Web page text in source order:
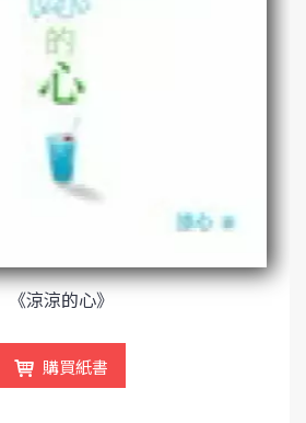
《涼涼的心》
購買紙書